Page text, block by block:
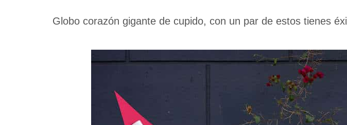
Globo corazón gigante de cupido, con un par de estos tienes